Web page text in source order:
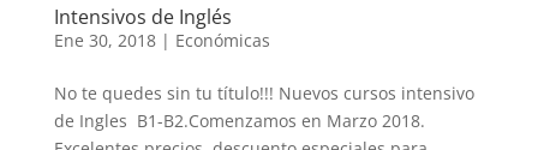
Intensivos de Inglés
Ene 30, 2018| Económicas
No te quedes sin tu título!!! Nuevos cursos intensivo
de Ingles B1-B2.Comenzamos en Marzo 2018.